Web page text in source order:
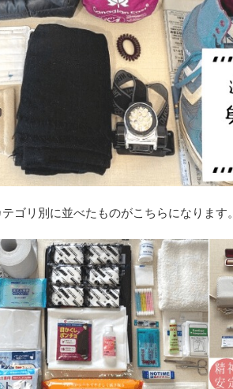
ゴリ別に並べたものがこちらになります。